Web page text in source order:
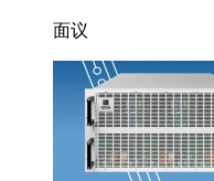
面议